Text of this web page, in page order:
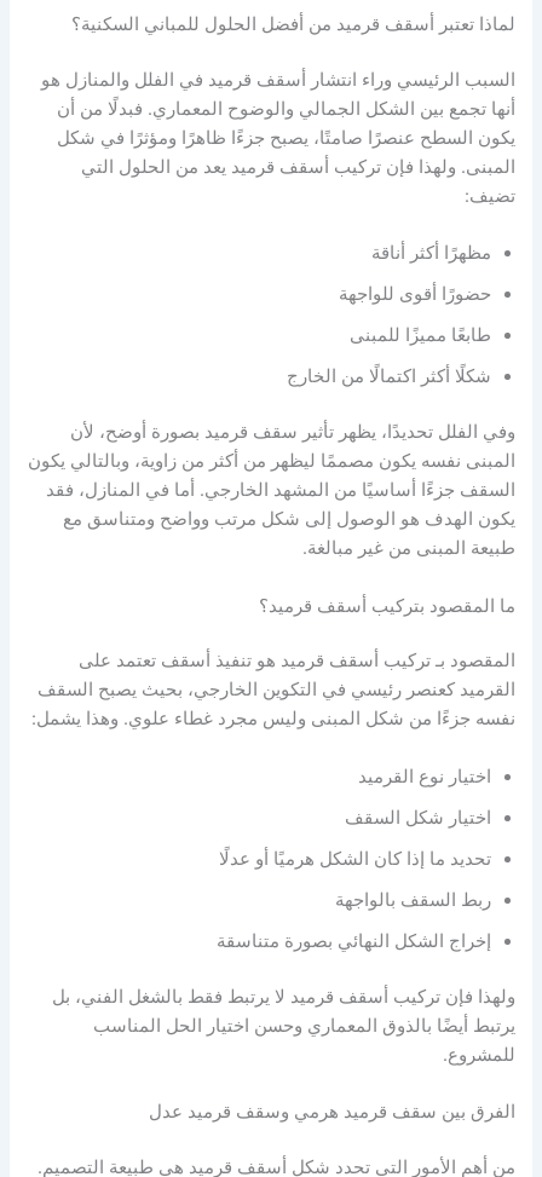
لماذا تعتبر أسقف قرميد من أفضل الحلول للمباني السكنية؟
السبب الرئيسي وراء انتشار أسقف قرميد في الفلل والمنازل هو
أنها تجمع بين الشكل الجمالي والوضوح المعماري. فبدلًا من أن
يكون السطح عنصرًا صامتًا، يصبح جزءًا ظاهرًا ومؤثرًا في شكل
المبنى. ولهذا فإن تركيب أسقف قرميد يعد من الحلول التي
تضيف:
مظهرًا أكثر أناقة
حضورًا أقوى للواجهة
طابعًا مميزًا للمبنى
شكلًا أكثر اكتمالًا من الخارج
وفي الفلل تحديدًا، يظهر تأثير سقف قرميد بصورة أوضح، لأن
المبنى نفسه يكون مصممًا ليظهر من أكثر من زاوية، وبالتالي يكون
السقف جزءًا أساسيًا من المشهد الخارجي. أما في المنازل، فقد
يكون الهدف هو الوصول إلى شكل مرتب وواضح ومتناسق مع
طبيعة المبنى من غير مبالغة.
ما المقصود بتركيب أسقف قرميد؟
المقصود بـ تركيب أسقف قرميد هو تنفيذ أسقف تعتمد على
القرميد كعنصر رئيسي في التكوين الخارجي، بحيث يصبح السقف
نفسه جزءًا من شكل المبنى وليس مجرد غطاء علوي. وهذا يشمل:
اختيار نوع القرميد
اختيار شكل السقف
تحديد ما إذا كان الشكل هرميًا أو عدلًا
ربط السقف بالواجهة
إخراج الشكل النهائي بصورة متناسقة
ولهذا فإن تركيب أسقف قرميد لا يرتبط فقط بالشغل الفني، بل
يرتبط أيضًا بالذوق المعماري وحسن اختيار الحل المناسب
للمشروع.
الفرق بين سقف قرميد هرمي وسقف قرميد عدل
من أهم الأمور التي تحدد شكل أسقف قرميد هي طبيعة التصميم.